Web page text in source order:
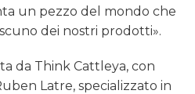
un pezzo del mondo che
dei nostri prodotti».
da Think Cattleya, con
Latre, specializzato in